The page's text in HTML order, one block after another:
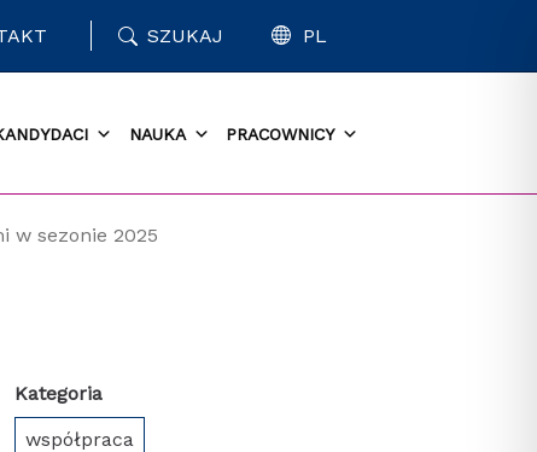
SZUKAJ PL
NAUKA PRACOWNICY
w sezonie 2025
Kategoria
współpraca